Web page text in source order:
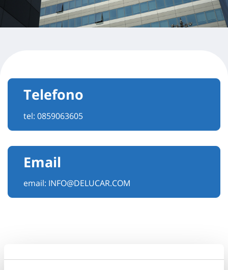
Telefono
tel: 0859063605
Email
email: INFO@DELUCAR.COM